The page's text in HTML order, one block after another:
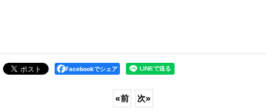
Facebookでシェア
«前 次»